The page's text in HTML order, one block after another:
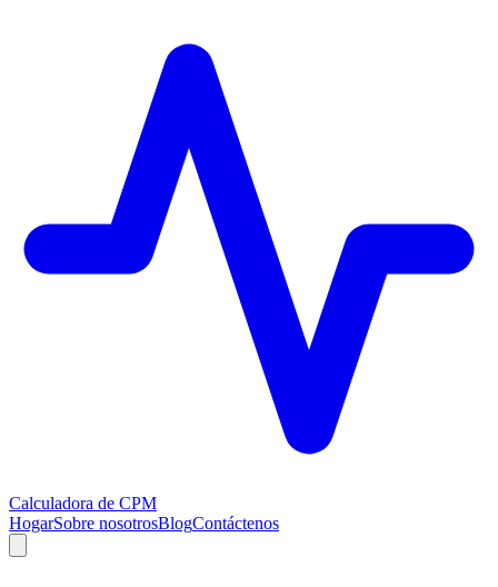
Calculadora de CPM
HogarSobre nosotrosBlogContáctenos